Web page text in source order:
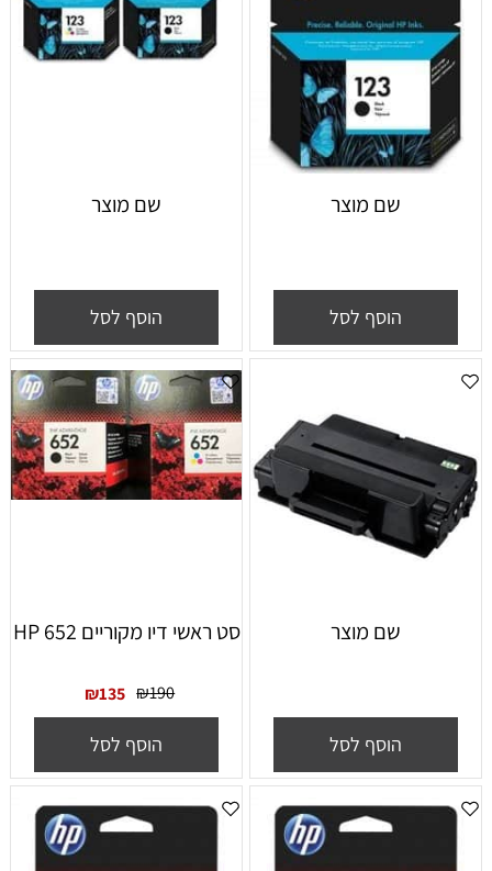
שם מוצר
הוסף לסל
שם מוצר
הוסף לסל
שם מוצר
הוסף לסל
סט ראשי דיו מקוריים HP 652
₪190
₪135
הוסף לסל